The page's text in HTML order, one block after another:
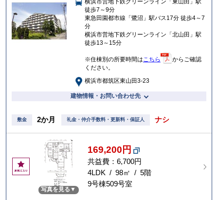
横浜市営地下鉄グリーンライン「東山田」駅
徒歩7～9分
東急田園都市線「鷺沼」駅バス17分 徒歩4～7
分
横浜市営地下鉄グリーンライン「北山田」駅
徒歩13～15分
※住棟別の所要時間はこちら
からご確認
ください。
横浜市都筑区東山田3-23
建物情報・お問い合わせ先
敷金 2か月 礼金・仲介手数料・更新料・保証人 ナシ
お
気
写真を見る
169,200円
共益費：6,700円
4LDK / 98㎡ / 5階
9号棟509号室